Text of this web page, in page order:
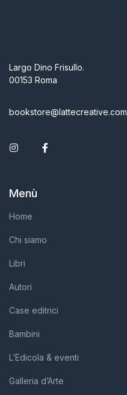
Largo Dino Frisullo.
00153 Roma
bookstore@lattecreative.com
Instagram
Menù
Home
Chi siamo
Libri
Autori
Case editrici
Bambini
L’Edicola & eventi
Galleria d’Arte